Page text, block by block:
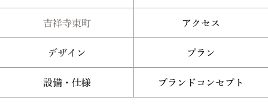
吉祥寺東町 アクセス
デザイン プラン
設備・仕様 ブランドコンセプト